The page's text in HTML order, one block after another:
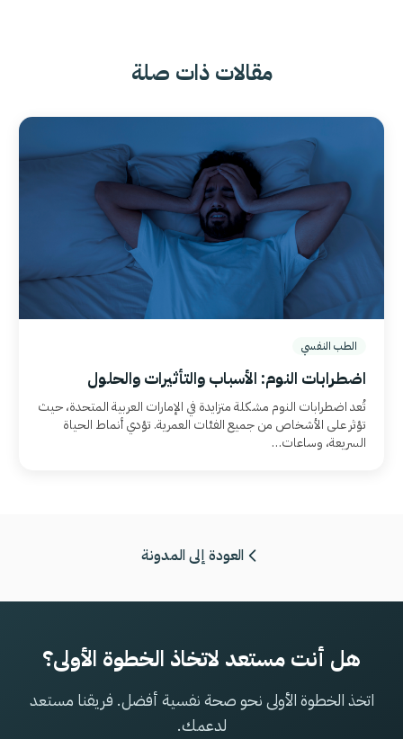
مقالات ذات صلة
الطب النفسي
اضطرابات النوم: الأسباب والتأثيرات والحلول
تُعد اضطرابات النوم مشكلة متزايدة في الإمارات العربية المتحدة، حيث
تؤثر على الأشخاص من جميع الفئات العمرية. تؤدي أنماط الحياة
السريعة، وساعات…
العودة إلى المدونة
هل أنت مستعد لاتخاذ الخطوة الأولى؟
اتخذ الخطوة الأولى نحو صحة نفسية أفضل. فريقنا مستعد
لدعمك.